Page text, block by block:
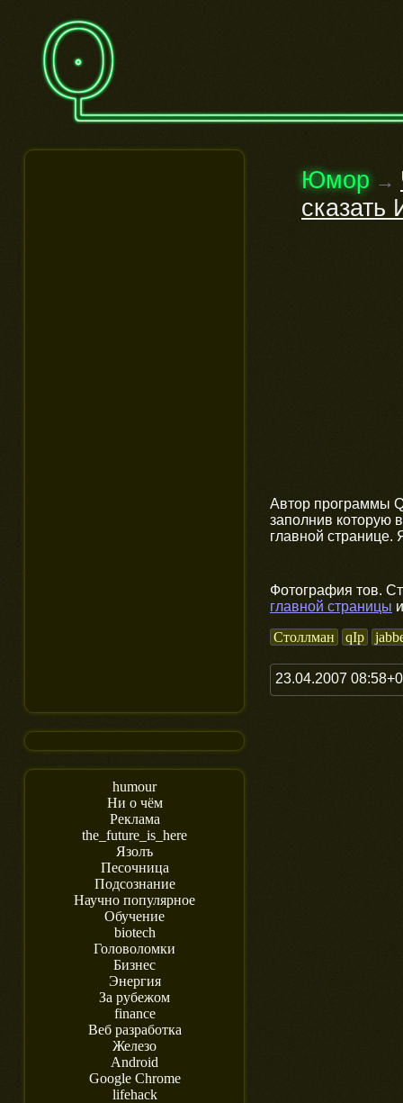
humour
Ни о чём
Реклама
the_future_is_here
Язолъ
Песочница
Подсознание
Научно популярное
Обучение
biotech
Головоломки
Бизнес
Энергия
За рубежом
finance
Веб разработка
Железо
Android
Google Chrome
lifehack
Юмор →
сказать
Автор программы
заполнив которую
главной странице.
Фотография тов.
главной страницы
Столлман
qIp
23.04.2007